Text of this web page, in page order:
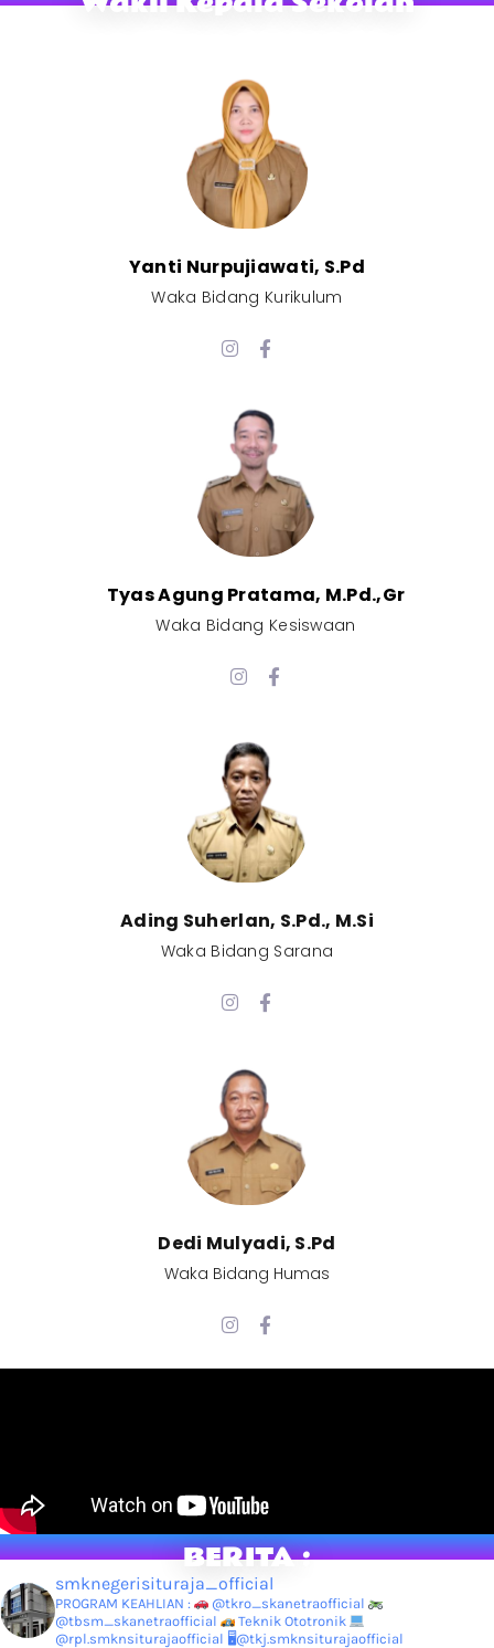
Yanti Nurpujiawati, S.Pd
Waka Bidang Kurikulum
Tyas Agung Pratama, M.Pd.,Gr​
Waka Bidang Kesiswaan​
Ading Suherlan, S.Pd., M.Si​
Waka Bidang Sarana​
Dedi Mulyadi, S.Pd​
Waka Bidang Humas
BERITA :
smknegerisituraja_official
PROGRAM KEAHLIAN :
@tkro_skanetraofficial
@tbsm_skanetraofficial
Teknik Ototronik
@rpl.smknsiturajaofficial 🖥@tkj.smknsiturajaofficial